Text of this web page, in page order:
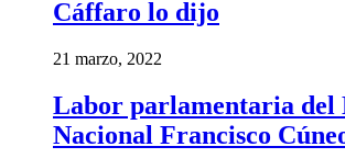
Cáffaro lo dijo
21 marzo, 2022
Labor parlamentaria del
Nacional Francisco